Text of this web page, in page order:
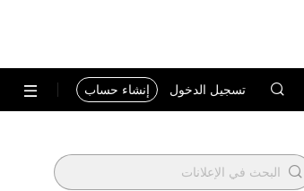
تسجيل الدخول إنشاء حساب